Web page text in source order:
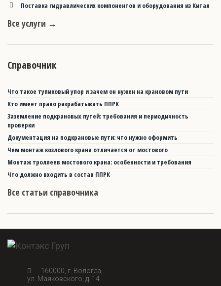
Поставка гидравлических компонентов и оборудования из Китая
Все услуги →
Справочник
Что такое тупиковый упор и зачем он нужен на крановом пути
Кто имеет право разрабатывать ППРК
Заземление подкрановых путей: требования и периодичность
проверки
Документация на подкрановые пути: что нужно оформить
Чем монтаж козлового крана отличается от мостового
Монтаж троллеев мостового крана: особенности и требования
Что должно входить в состав ППРК
Все статьи справочника
160000, г. Вологда,
ул. Маяковского, д. 14